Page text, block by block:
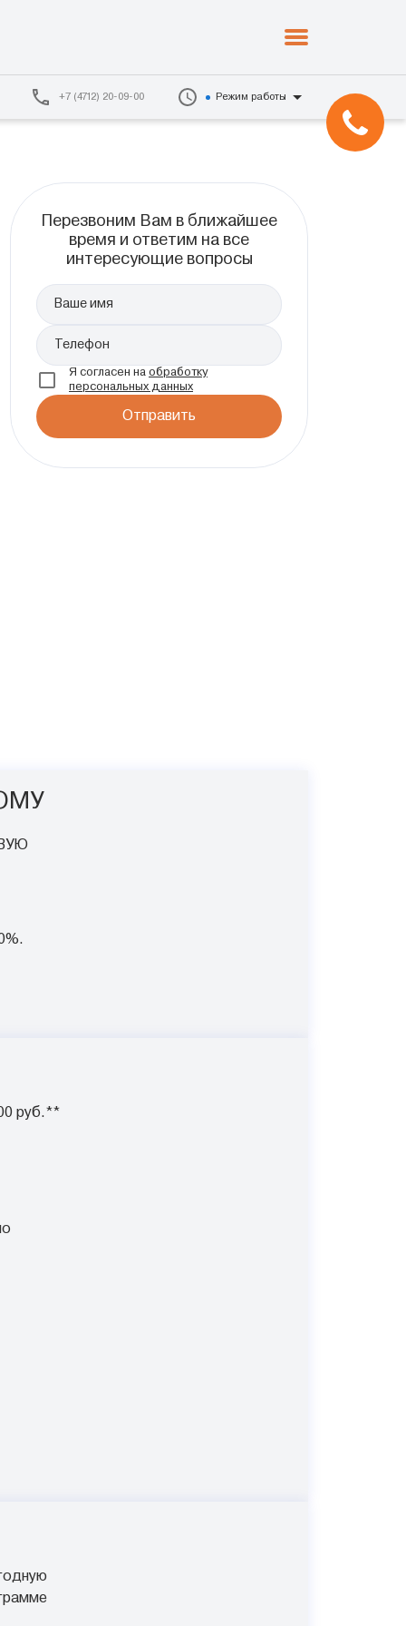
+7 (4712) 20-09-00 Режим работы
Перезвоним Вам в ближайшее
время и ответим на все
интересующие вопросы
Ваше имя
Телефон
Я согласен на обработку
персональных данных
Отправить
руб.**